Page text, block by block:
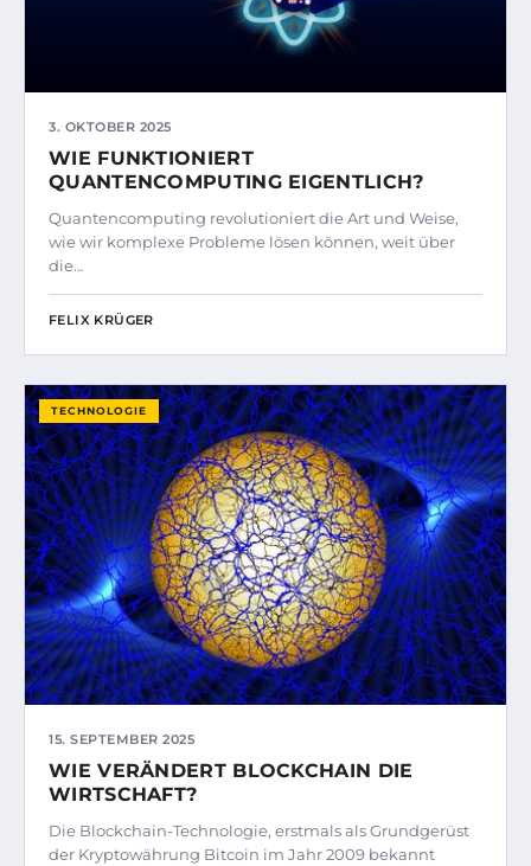
3. OKTOBER 2025
WIE FUNKTIONIERT
QUANTENCOMPUTING EIGENTLICH?
Quantencomputing revolutioniert die Art und Weise,
wie wir komplexe Probleme lösen können, weit über
die…
FELIX KRÜGER
TECHNOLOGIE
15. SEPTEMBER 2025
WIE VERÄNDERT BLOCKCHAIN DIE
WIRTSCHAFT?
Die Blockchain-Technologie, erstmals als Grundgerüst
der Kryptowährung Bitcoin im Jahr 2009 bekannt